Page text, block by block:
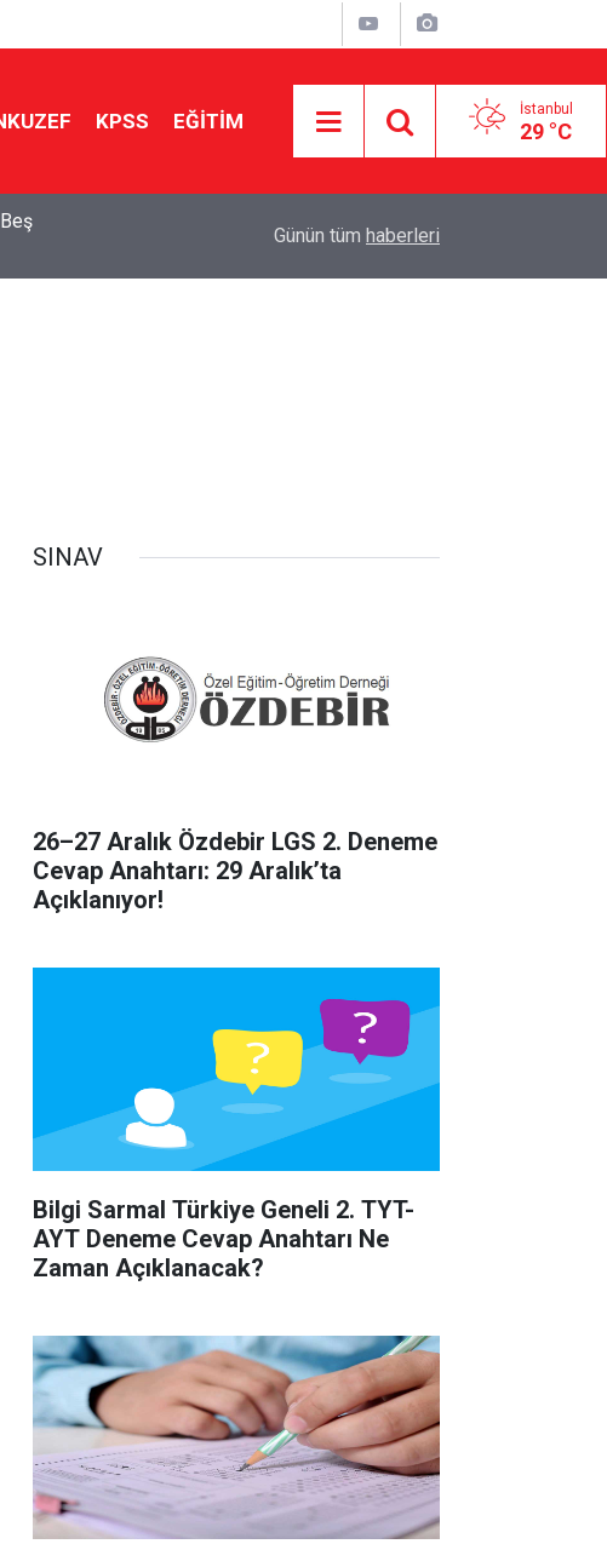
KPSS EĞİTİM İstanbul
29 °C
Yönlendiriyor?
Günün tüm haberleri
SINAV
26–27 Aralık Özdebir LGS 2. Deneme
Cevap Anahtarı: 29 Aralık’ta
Açıklanıyor!
Bilgi Sarmal Türkiye Geneli 2. TYT-
AYT Deneme Cevap Anahtarı Ne
Zaman Açıklanacak?